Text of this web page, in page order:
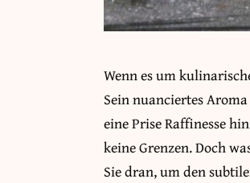
Wenn es um
Sein nuanciertes
eine Prise Raffinesse
keine Grenzen. Doch
Sie dran, um den